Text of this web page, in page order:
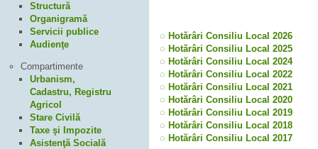
◌ Hotărâri Consiliu Local 2026
◌ Hotărâri Consiliu Local 2025
◌ Hotărâri Consiliu Local 2024
◌ Hotărâri Consiliu Local 2022
◌ Hotărâri Consiliu Local 2021
◌ Hotărâri Consiliu Local 2020
◌ Hotărâri Consiliu Local 2019
◌ Hotărâri Consiliu Local 2018
◌ Hotărâri Consiliu Local 2017
Structură
Organigramă
Servicii publice
Audienţe
Compartimente
Urbanism,
Cadastru, Registru
Agricol
Stare Civilă
Taxe şi Impozite
Asistenţă Socială